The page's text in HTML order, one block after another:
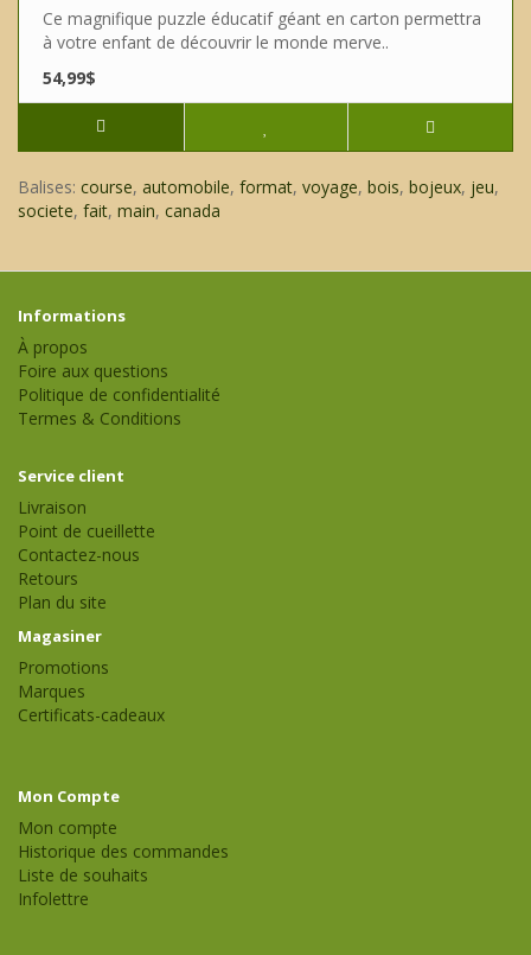
Ce magnifique puzzle éducatif géant en carton permettra
à votre enfant de découvrir le monde merve..
54,99$
Balises: course, automobile, format, voyage, bois, bojeux, jeu,
societe, fait, main, canada
Informations
À propos
Foire aux questions
Politique de confidentialité
Termes & Conditions
Service client
Livraison
Point de cueillette
Contactez-nous
Retours
Plan du site
Magasiner
Promotions
Marques
Certificats-cadeaux
Mon Compte
Mon compte
Historique des commandes
Liste de souhaits
Infolettre